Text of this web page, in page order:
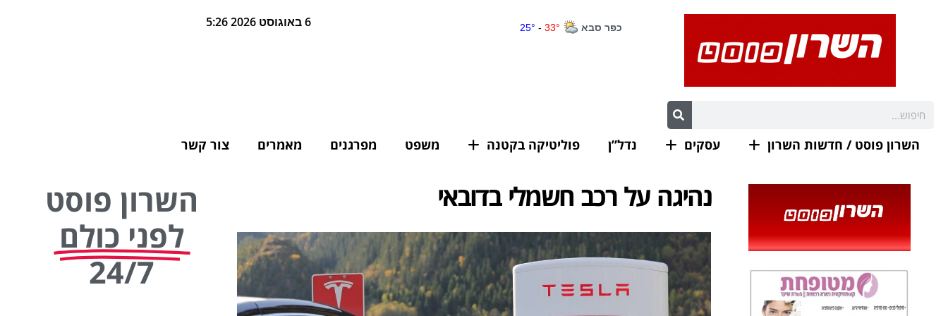
6 באוגוסט 2026 5:26
השרון פוסט / חדשות השרון עסקים נדל”ן פוליטיקה בקטנה משפט מפרגנים מאמרים צור קשר
נהיגה על רכב חשמלי בדובאי
השרון פוסט
לפני כולם
24/7